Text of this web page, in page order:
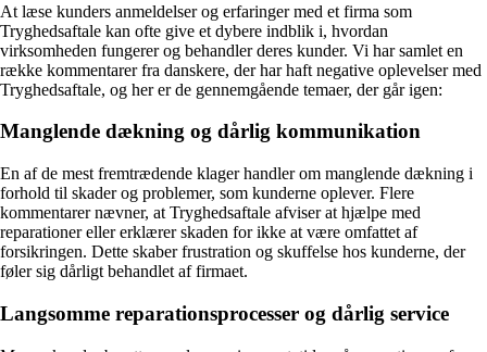
At læse kunders anmeldelser og erfaringer med et firma som
Tryghedsaftale kan ofte give et dybere indblik i, hvordan
virksomheden fungerer og behandler deres kunder. Vi har samlet en
række kommentarer fra danskere, der har haft negative oplevelser med
Tryghedsaftale, og her er de gennemgående temaer, der går igen:
Manglende dækning og dårlig kommunikation
En af de mest fremtrædende klager handler om manglende dækning i
forhold til skader og problemer, som kunderne oplever. Flere
kommentarer nævner, at Tryghedsaftale afviser at hjælpe med
reparationer eller erklærer skaden for ikke at være omfattet af
forsikringen. Dette skaber frustration og skuffelse hos kunderne, der
føler sig dårligt behandlet af firmaet.
Langsomme reparationsprocesser og dårlig service